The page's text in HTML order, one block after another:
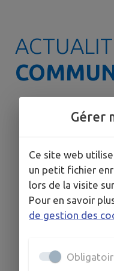
Salle
Gérer
Ce site web
un petit fichier
lors de la visite
Pour en savoir
de gestion des